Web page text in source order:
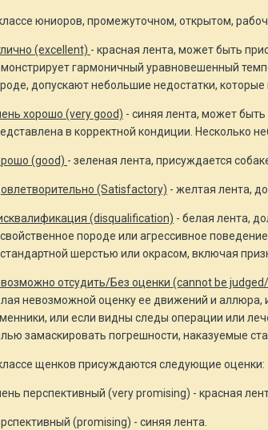
юниоров, промежуточном, открытом,
(excellent) - красная лента, может быть
гармоничный уравновешенный
допускают небольшие недостатки,
хорошо (very good) - синяя лента, может
в корректной кондиции. Несколько
(good) - зеленая лента, присуждается
(Satisfactory) - желтая лента,
(disqualification) - белая лента,
породе или агрессивное
шерстью или окрасом, включая
отсудить/Без оценки (cannot be
невозможной оценку ее движений и аллюра,
или если видны следы операции или
замаскировать погрешности, наказуемые
щенков присуждаются следующие оценки:
перспективный (very promising) - красная
(promising) - синяя лента.